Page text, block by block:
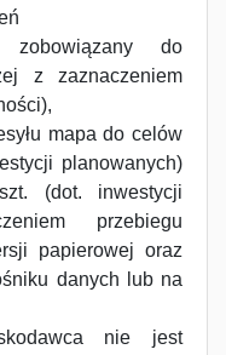
do
z zaznaczeniem
mapa do celów
planowanych)
(dot. inwestycji
przebiegu
papierowej oraz
danych lub na
nie jest